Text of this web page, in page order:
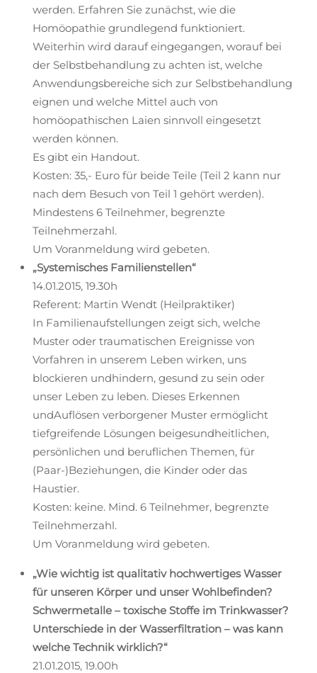
werden. Erfahren Sie zunächst, wie die
Homöopathie grundlegend funktioniert.
Weiterhin wird darauf eingegangen, worauf bei
der Selbstbehandlung zu achten ist, welche
Anwendungsbereiche sich zur Selbstbehandlung
eignen und welche Mittel auch von
homöopathischen Laien sinnvoll eingesetzt
werden können.
Es gibt ein Handout.
Kosten: 35,- Euro für beide Teile (Teil 2 kann nur
nach dem Besuch von Teil 1 gehört werden).
Mindestens 6 Teilnehmer, begrenzte
Teilnehmerzahl.
Um Voranmeldung wird gebeten.
„Systemisches Familienstellen“
14.01.2015, 19.30h
Referent: Martin Wendt (Heilpraktiker)
In Familienaufstellungen zeigt sich, welche
Muster oder traumatischen Ereignisse von
Vorfahren in unserem Leben wirken, uns
blockieren undhindern, gesund zu sein oder
unser Leben zu leben. Dieses Erkennen
undAuflösen verborgener Muster ermöglicht
tiefgreifende Lösungen beigesundheitlichen,
persönlichen und beruflichen Themen, für
(Paar-)Beziehungen, die Kinder oder das
Haustier.
Kosten: keine. Mind. 6 Teilnehmer, begrenzte
Teilnehmerzahl.
Um Voranmeldung wird gebeten.
„Wie wichtig ist qualitativ hochwertiges Wasser
für unseren Körper und unser Wohlbefinden?
Schwermetalle – toxische Stoffe im Trinkwasser?
Unterschiede in der Wasserfiltration – was kann
welche Technik wirklich?“
21.01.2015, 19.00h